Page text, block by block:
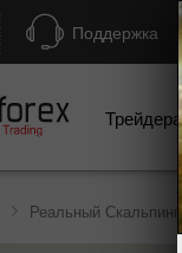
Поддержка
Реальный Скальпинг